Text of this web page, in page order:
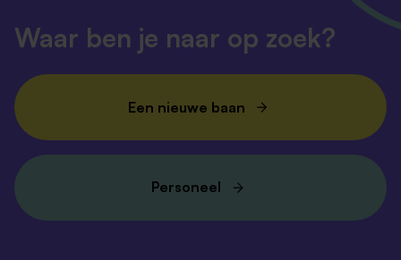
Waar ben je naar op zoek?
Een nieuwe baan
Personeel